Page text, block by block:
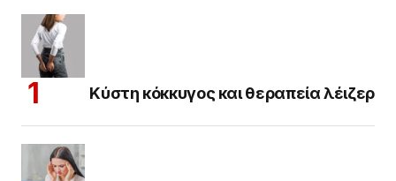
Κύστη κόκκυγος και θεραπεία λέιζερ